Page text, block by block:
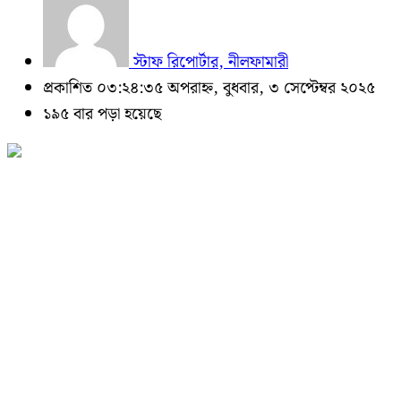
স্টাফ রিপোর্টার, নীলফামারী
প্রকাশিত ০৩:২৪:৩৫ অপরাহ্ন, বুধবার, ৩ সেপ্টেম্বর ২০২৫
১৯৫ বার পড়া হয়েছে